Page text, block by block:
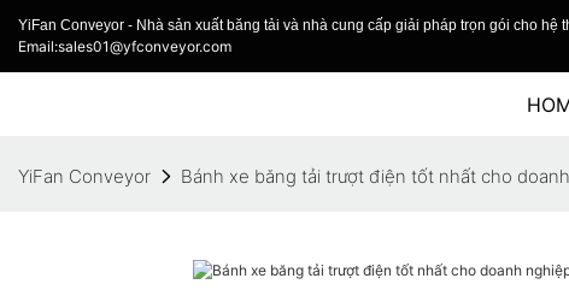
YiFan Conveyor - Nhà sản xuất băng tải và nhà cung cấp giải pháp trọn gói cho
Email:sales01@yfconveyor.com
YiFan Conveyor Bánh xe băng tải trượt điện tốt nhất cho